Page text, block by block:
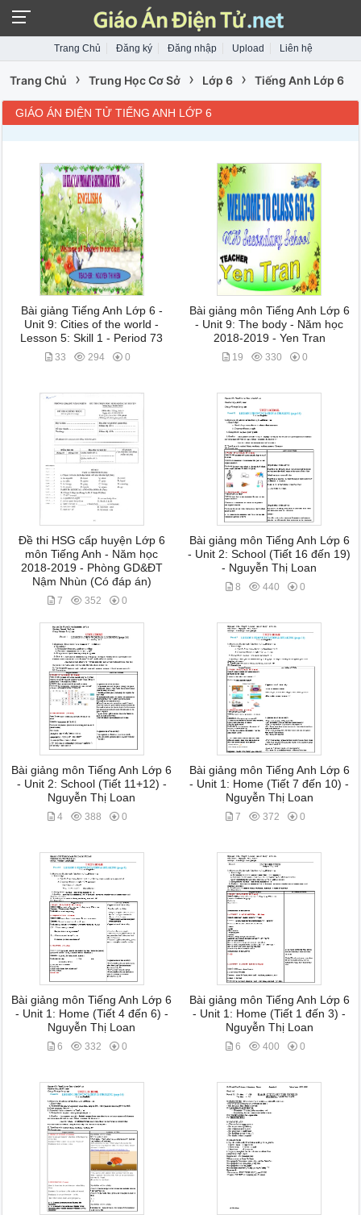
Trang Chủ Đăng ký Đăng nhập Upload Liên hệ
Trang Chủ › Trung Học Cơ Sở › Lớp 6 › Tiếng Anh Lớp 6
GIÁO ÁN ĐIỆN TỬ TIẾNG ANH LỚP 6
Bài giảng Tiếng Anh Lớp 6 -
Unit 9: Cities of the world -
Lesson 5: Skill 1 - Period 73
33 294 0
Bài giảng môn Tiếng Anh Lớp 6
- Unit 9: The body - Năm học
2018-2019 - Yen Tran
19 330 0
Đề thi HSG cấp huyện Lớp 6
môn Tiếng Anh - Năm học
2018-2019 - Phòng GD&ĐT
Nậm Nhùn (Có đáp án)
7 352 0
Bài giảng môn Tiếng Anh Lớp 6
- Unit 2: School (Tiết 16 đến 19)
- Nguyễn Thị Loan
8 440 0
Bài giảng môn Tiếng Anh Lớp 6
- Unit 2: School (Tiết 11+12) -
Nguyễn Thị Loan
4 388 0
Bài giảng môn Tiếng Anh Lớp 6
- Unit 1: Home (Tiết 7 đến 10) -
Nguyễn Thị Loan
7 372 0
Bài giảng môn Tiếng Anh Lớp 6
- Unit 1: Home (Tiết 4 đến 6) -
Nguyễn Thị Loan
6 332 0
Bài giảng môn Tiếng Anh Lớp 6
- Unit 1: Home (Tiết 1 đến 3) -
Nguyễn Thị Loan
6 400 0